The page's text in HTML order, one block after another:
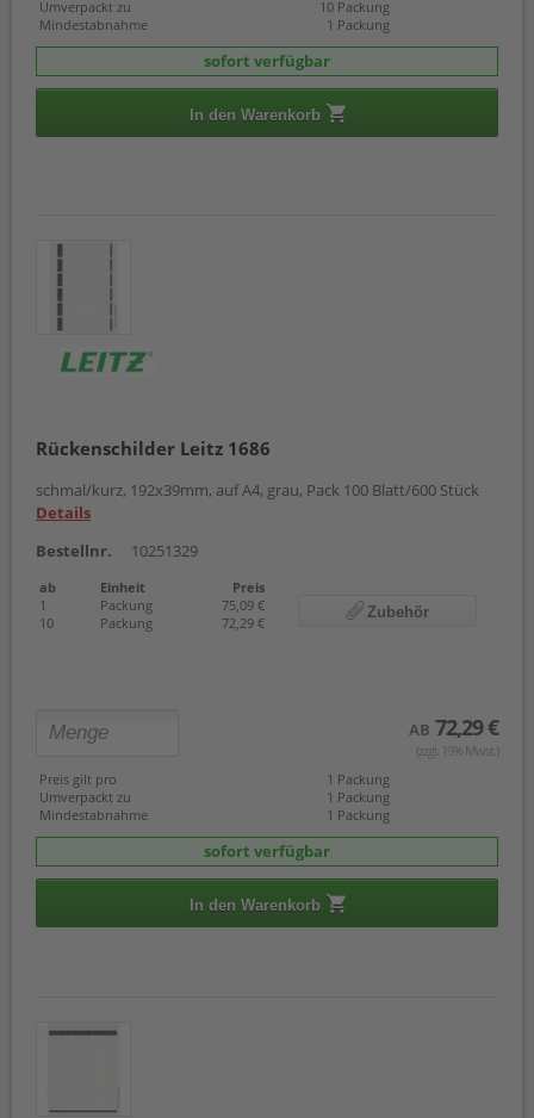
Umverpackt zu
10 Packung
Mindestabnahme
1 Packung
sofort verfügbar
In den Warenkorb
Rückenschilder Leitz 1686
schmal/kurz, 192x39mm, auf A4, grau, Pack 100 Blatt/600 Stück
Details
Bestellnr.
10251329
ab Einheit
Preis
1
Packung
75,09 €
10
Packung 72,29 €
Zubehör
AB 72,29 €
(zzgl. 19% Mwst.)
Preis gilt pro
1 Packung
Umverpackt zu
1 Packung
Mindestabnahme
1 Packung
sofort verfügbar
In den Warenkorb